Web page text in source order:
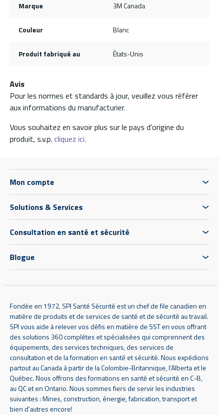
Marque 3M Canada
Couleur Blanc
Produit fabriqué au États-Unis
Avis
Pour les normes et standards à jour, veuillez vous référer
aux informations du manufacturier.
Vous souhaitez en savoir plus sur le pays d'origine du
produit, s.v.p. cliquez ici.
Mon compte
Solutions & Services
Consultation en santé et sécurité
Blogue
Fondée en 1972, SPI Santé Sécurité est un chef de file canadien en
matière de produits et de services de santé et de sécurité au travail.
SPI vous aide à relever vos défis en matière de SST en vous offrant
des solutions 360 complètes et spécialisées qui comprennent des
équipements, des services techniques, des services de
consultation et de la formation en santé et sécurité. Nous expédions
partout au Canada à partir de la Colombie-Britannique, l’Alberta et le
Québec. Nous offrons des formations en santé et sécurité en C-B,
au QC et en Ontario. Nous sommes fiers de servir les industries
suivantes : Mines, construction, énergie, fabrication, transport et
bien d'autres encore!